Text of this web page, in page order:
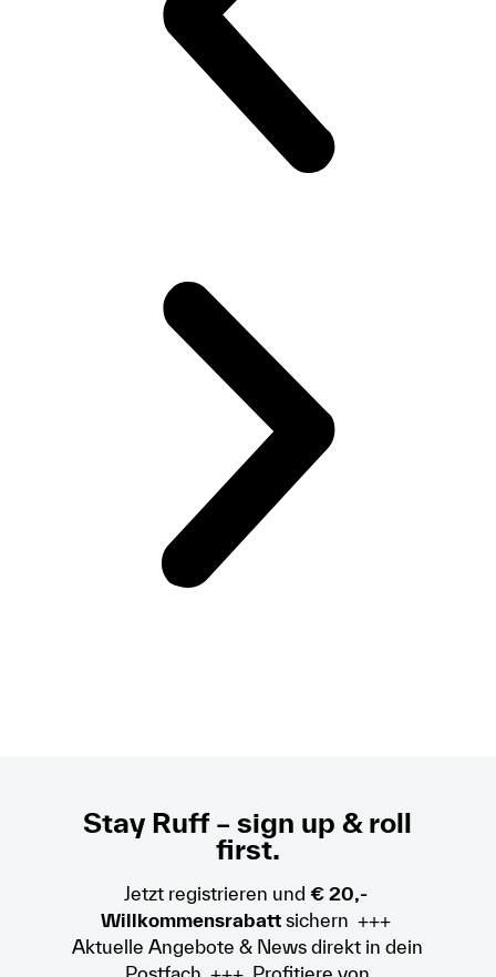
Stay Ruff – sign up & roll
first.
Jetzt registrieren und € 20,-
Willkommensrabattsichern +++
Aktuelle Angebote & News direkt in dein